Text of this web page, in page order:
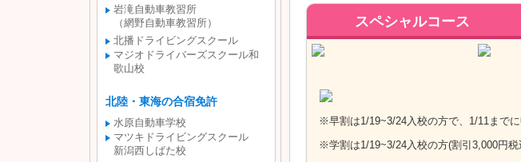
岩滝自動車教習所
（網野自動車教習所）
北播ドライビングスクール
マジオドライバーズスクール和
歌山校
北陸・東海の合宿免許
水原自動車学校
マツキドライビングスクール
新潟西しばた校
スペシャルコース
※早割は1/19~3/24入校の方で、1/11まで
※学割は1/19~3/24入校の方(割引3,000円税